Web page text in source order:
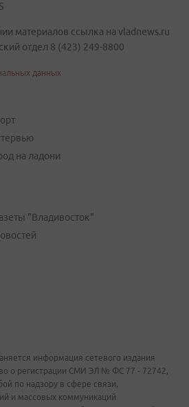
материалов ссылка на vladnews.ru
отдел 8 (423) 249-8800
данных
на ладони
"Владивосток"
информация сетевого издания
о регистрации СМИ ЭЛ № ФС 77 - 72742,
по надзору в сфере связи,
и массовых коммуникаций